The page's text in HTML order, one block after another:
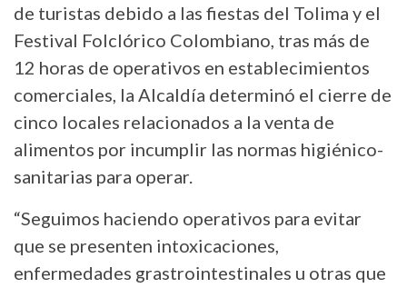
de turistas debido a las fiestas del Tolima y el
Festival Folclórico Colombiano, tras más de
12 horas de operativos en establecimientos
comerciales, la Alcaldía determinó el cierre de
cinco locales relacionados a la venta de
alimentos por incumplir las normas higiénico-
sanitarias para operar.
“Seguimos haciendo operativos para evitar
que se presenten intoxicaciones,
enfermedades grastrointestinales u otras que